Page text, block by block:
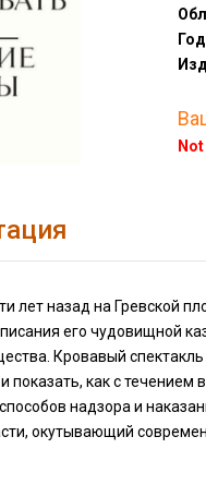
лет назад на Гревской
его чудовищной
Кровавый
показать, как с
надзора и
окутывающий